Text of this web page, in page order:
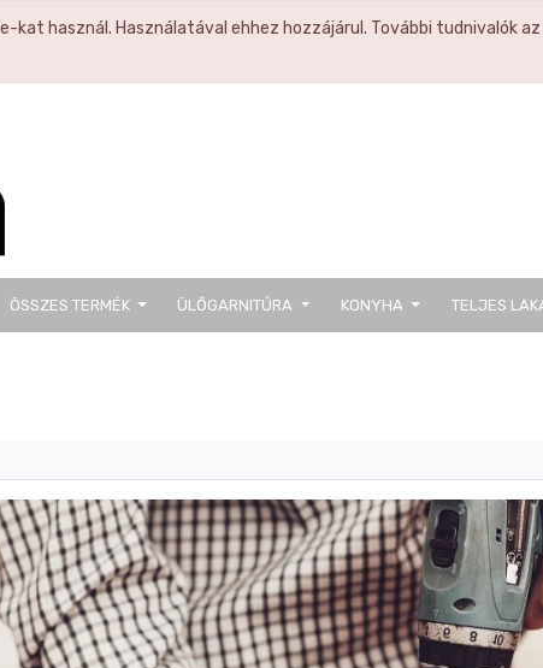
kat használ. Használatával ehhez hozzájárul. További tudnivalók az
ÖSSZES TERMÉK ÜLŐGARNITÚRA KONYHA TELJES